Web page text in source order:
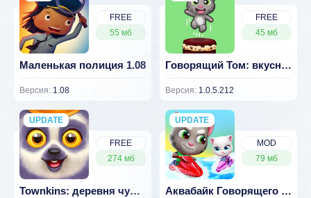
FREE
55 мб
Маленькая полиция 1.08
Версия: 1.08
FREE
45 мб
Говорящий Том: вкусная башня 1.0.5.212
Версия: 1.0.5.212
FREE
274 мб
UPDATE
NEW
Townkins: деревня чудес v 1.1.118
MOD
79 мб
UPDATE
NEW
Аквабайк Говорящего Тома 2 (МОД, Много денег)